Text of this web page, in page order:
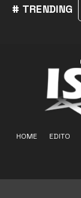
# TRENDING
HOME EDITO